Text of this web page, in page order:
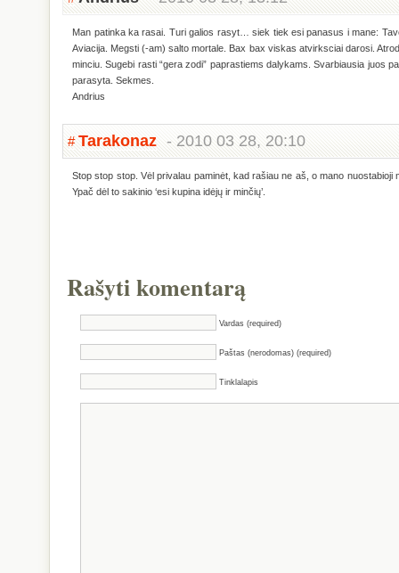
Man patinka ka rasai. Turi galios rasyt… siek tiek esi panasus i mane:
Aviacija. Megsti (-am) salto mortale. Bax bax viskas atvirksciai darosi.
minciu. Sugebi rasti “gera zodi” paprastiems dalykams. Svarbiausia juos
parasyta. Sekmes.
Andrius
# Tarakonaz - 2010 03 28, 20:10
Stop stop stop. Vėl privalau paminėt, kad rašiau ne aš, o mano
Ypač dėl to sakinio ‘esi kupina idėjų ir minčių’.
Rašyti komentarą
Vardas (required)
Paštas (nerodomas) (required)
Tinklalapis